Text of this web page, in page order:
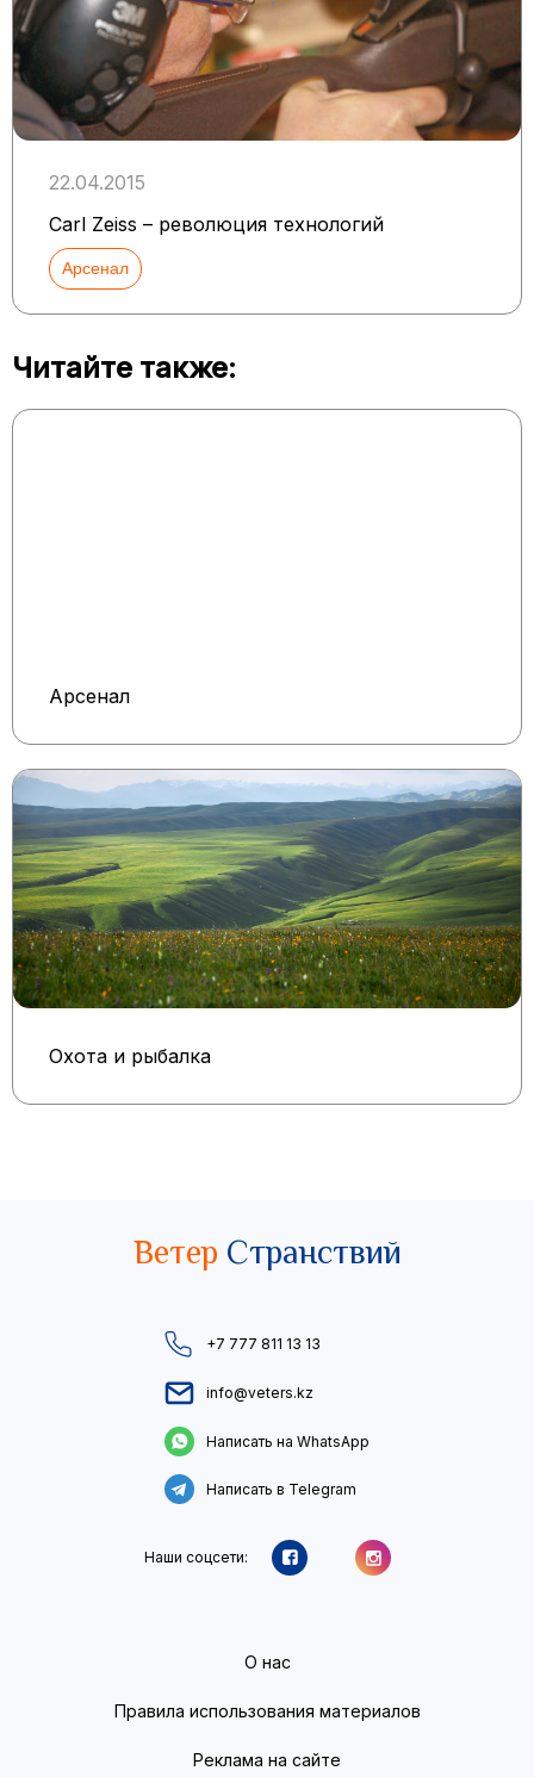
22.04.2015
Carl Zeiss – революция технологий
Арсенал
Читайте также:
Арсенал
Охота и рыбалка
Ветер Странствий
+7 777 811 13 13
info@veters.kz
Написать на WhatsApp
Написать в Telegram
Наши соцсети:
О нас
Правила использования материалов
Реклама на сайте